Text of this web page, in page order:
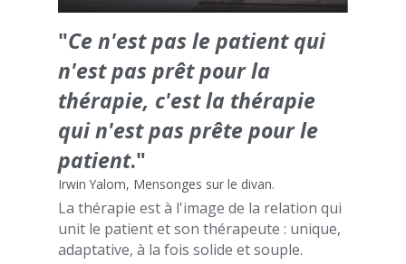
"Ce n'est pas le patient qui
n'est pas prêt pour la
thérapie, c'est la thérapie
qui n'est pas prête pour le
patient."
Irwin Yalom, Mensonges sur le divan.
La thérapie est à l'image de la relation qui
unit le patient et son thérapeute : unique,
adaptative, à la fois solide et souple.